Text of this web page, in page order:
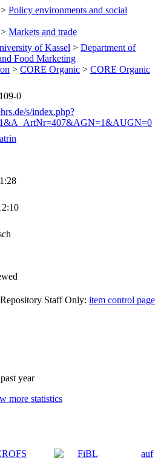
> Policy environments and social
> Markets and trade
of Kassel > Department of
Food Marketing
> CORE Organic > CORE Organic
0
s/index.php?
Repository Staff Only: item control page
year
more statistics
auf